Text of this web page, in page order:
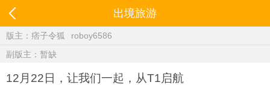
出境旅游
版主： 痞子令狐
roboy6586
副版主：暂缺